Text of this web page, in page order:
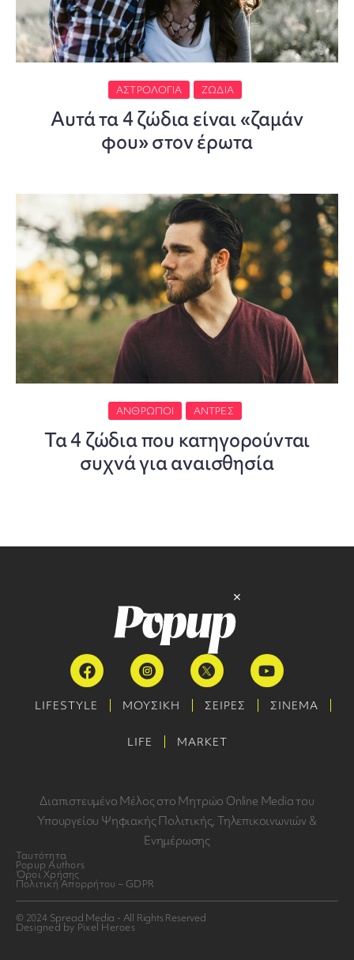
ΑΣΤΡΟΛΟΓΊΑ ΖΏΔΙΑ
Αυτά τα 4 ζώδια είναι «ζαμάν
φου» στον έρωτα
ΆΝΘΡΩΠΟΙ ΆΝΤΡΕΣ
Τα 4 ζώδια που κατηγορούνται
συχνά για αναισθησία
LIFESTYLE ΜΟΥΣΙΚΗ ΣΕΙΡΕΣ ΣΙΝΕΜΑ
LIFE MARKET
Διαπιστευμένο Μέλος στο Μητρώο Online Media του
Υπουργείου Ψηφιακής Πολιτικής, Τηλεπικοινωνιών &
Ενημέρωσης
Ταυτότητα
Popup Authors
Όροι Χρήσης
Πολιτική Απορρήτου – GDPR
© 2024 Spread Media - All Rights Reserved
Designed by Pixel Heroes